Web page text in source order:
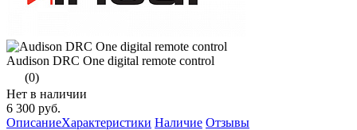
Audison DRC One digital remote control
(0)
Нет в наличии
6 300 руб.
ОписаниеХарактеристики Наличие Отзывы